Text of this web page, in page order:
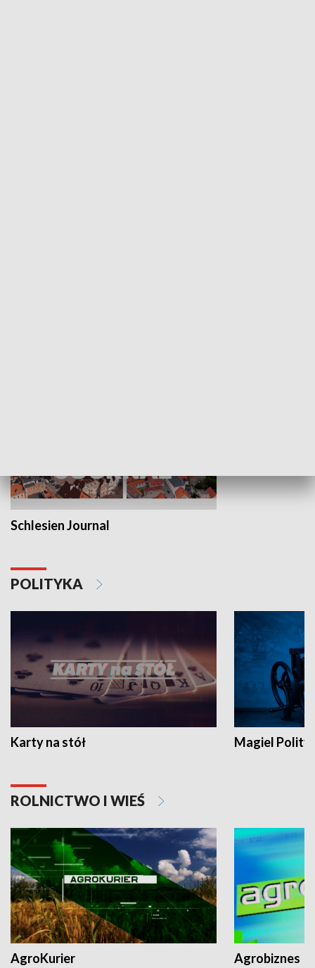
Schlesien Journal
POLITYKA
Karty na stół Magiel
ROLNICTWO I WIEŚ
AgroKurier Agrobiznes